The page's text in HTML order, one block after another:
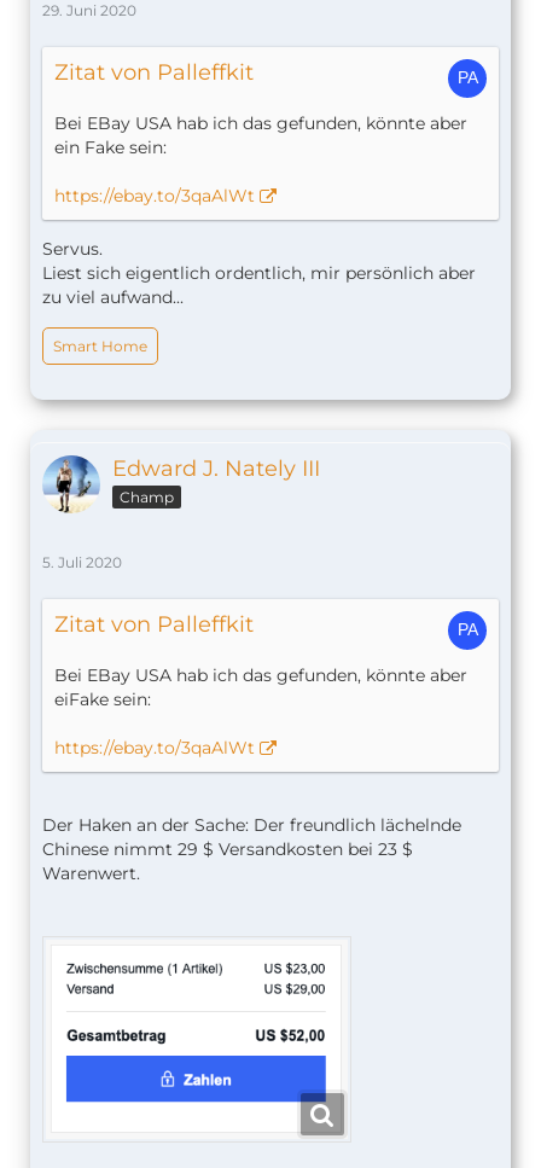
29. Juni 2020
Zitat von Palleffkit
Bei EBay USA hab ich das gefunden, könnte aber
ein Fake sein:
https://ebay.to/3qaAlWt
Servus.
Liest sich eigentlich ordentlich, mir persönlich aber
zu viel aufwand...
Smart Home
Edward J. Nately III
Champ
5. Juli 2020
Zitat von Palleffkit
Bei EBay USA hab ich das gefunden, könnte aber
eiFake sein:
https://ebay.to/3qaAlWt
Der Haken an der Sache: Der freundlich lächelnde
Chinese nimmt 29 $ Versandkosten bei 23 $
Warenwert.